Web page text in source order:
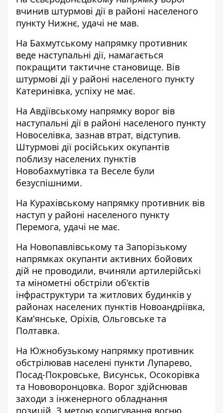
вчинив штурмові дії в районі населеного
пункту Нижнє, удачі не мав.
На Бахмутському напрямку противник
веде наступальні дії, намагається
покращити тактичне становище. Вів
штурмові дії у районі населеного пункту
Катеринівка, успіху не має.
На Авдіївському напрямку ворог вів
наступальні дії в районі населеного пункту
Новоселівка, зазнав втрат, відступив.
Штурмові дії російських окупантів
поблизу населених пунктів
Новобахмутівка та Веселе були
безуспішними.
На Курахівському напрямку противник вів
наступ у районі населеного пункту
Перемога, удачі не має.
На Новопавлівському та Запорізькому
напрямках окупанти активних бойових
дій не проводили, вчиняли артилерійські
та мінометні обстріли об'єктів
інфраструктури та житлових будинків у
районах населених пунктів Новоандріївка,
Кам'янське, Оріхів, Ольговське та
Полтавка.
На Южнобузькому напрямку противник
обстрілював населені пункти Лупарево,
Посад-Покровське, Висунськ, Осокорівка
та Нововоронцовка. Ворог здійснював
заходи з інженерного обладнання
позицій. З метою коригування вогню